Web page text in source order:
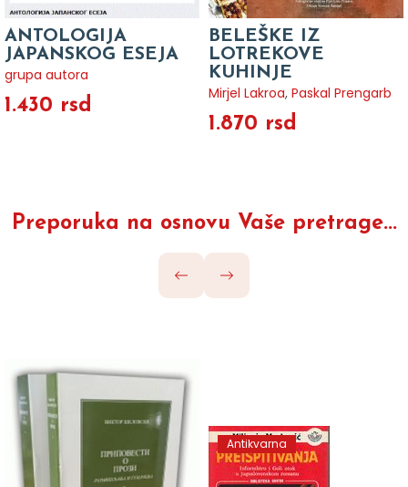
ANTOLOGIJA
JAPANSKOG ESEJA
grupa autora
1.430 rsd
BELEŠKE IZ
LOTREKOVE
KUHINJE
Mirjel Lakroa, Paskal Prengarb
1.870 rsd
Preporuka na osnovu Vaše pretrage...
Antikvarna